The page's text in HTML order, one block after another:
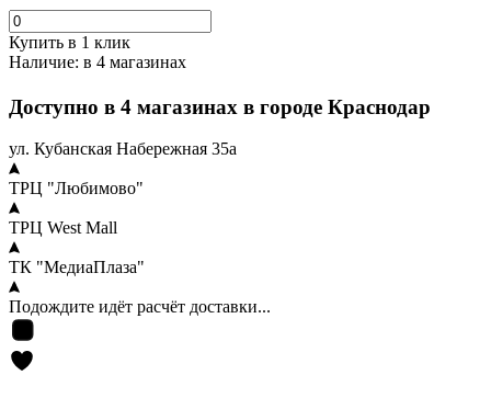
Купить в 1 клик
Наличие: в 4 магазинах
Доступно в 4 магазинах в городе Краснодар
ул. Кубанская Набережная 35а
ТРЦ "Любимово"
ТРЦ West Mall
ТК "МедиаПлаза"
Подождите идёт расчёт доставки...